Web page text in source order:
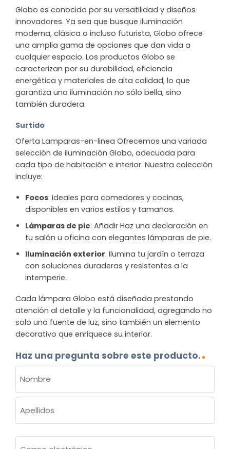
Globo es conocido por su versatilidad y diseños
innovadores. Ya sea que busque iluminación
moderna, clásica o incluso futurista, Globo ofrece
una amplia gama de opciones que dan vida a
cualquier espacio. Los productos Globo se
caracterizan por su durabilidad, eficiencia
energética y materiales de alta calidad, lo que
garantiza una iluminación no sólo bella, sino
también duradera.
Surtido
Oferta Lamparas-en-linea Ofrecemos una variada
selección de iluminación Globo, adecuada para
cada tipo de habitación e interior. Nuestra colección
incluye:
Focos: Ideales para comedores y cocinas,
disponibles en varios estilos y tamaños.
Lámparas de pie: Añadir Haz una declaración en
tu salón u oficina con elegantes lámparas de pie.
Iluminación exterior: Ilumina tu jardín o terraza
con soluciones duraderas y resistentes a la
intemperie.
Cada lámpara Globo está diseñada prestando
atención al detalle y la funcionalidad, agregando no
solo una fuente de luz, sino también un elemento
decorativo que enriquece su interior.
Haz una pregunta sobre este producto.
(OBLIGATORIO)
Nombre